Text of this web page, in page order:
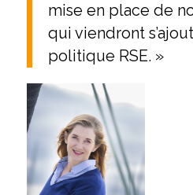
mise en place de
qui viendront
politique RSE. »